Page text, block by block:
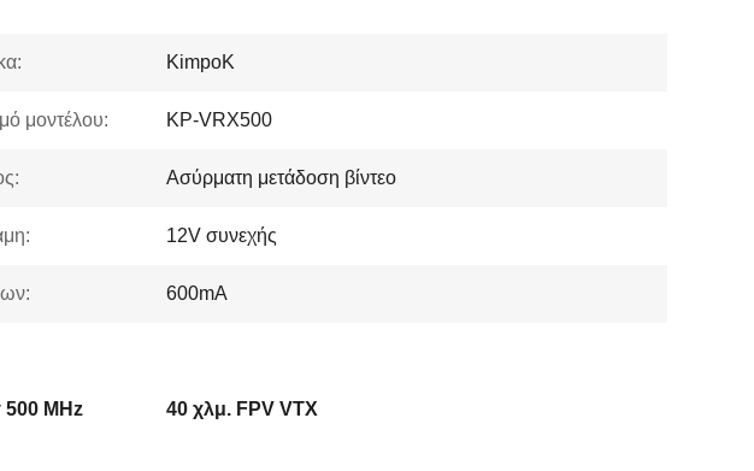
KimpoK
μοντέλου: KP-VRX500
Ασύρματη μετάδοση βίντεο
12V συνεχής
600mA
500 MHz 40 χλμ. FPV VTX